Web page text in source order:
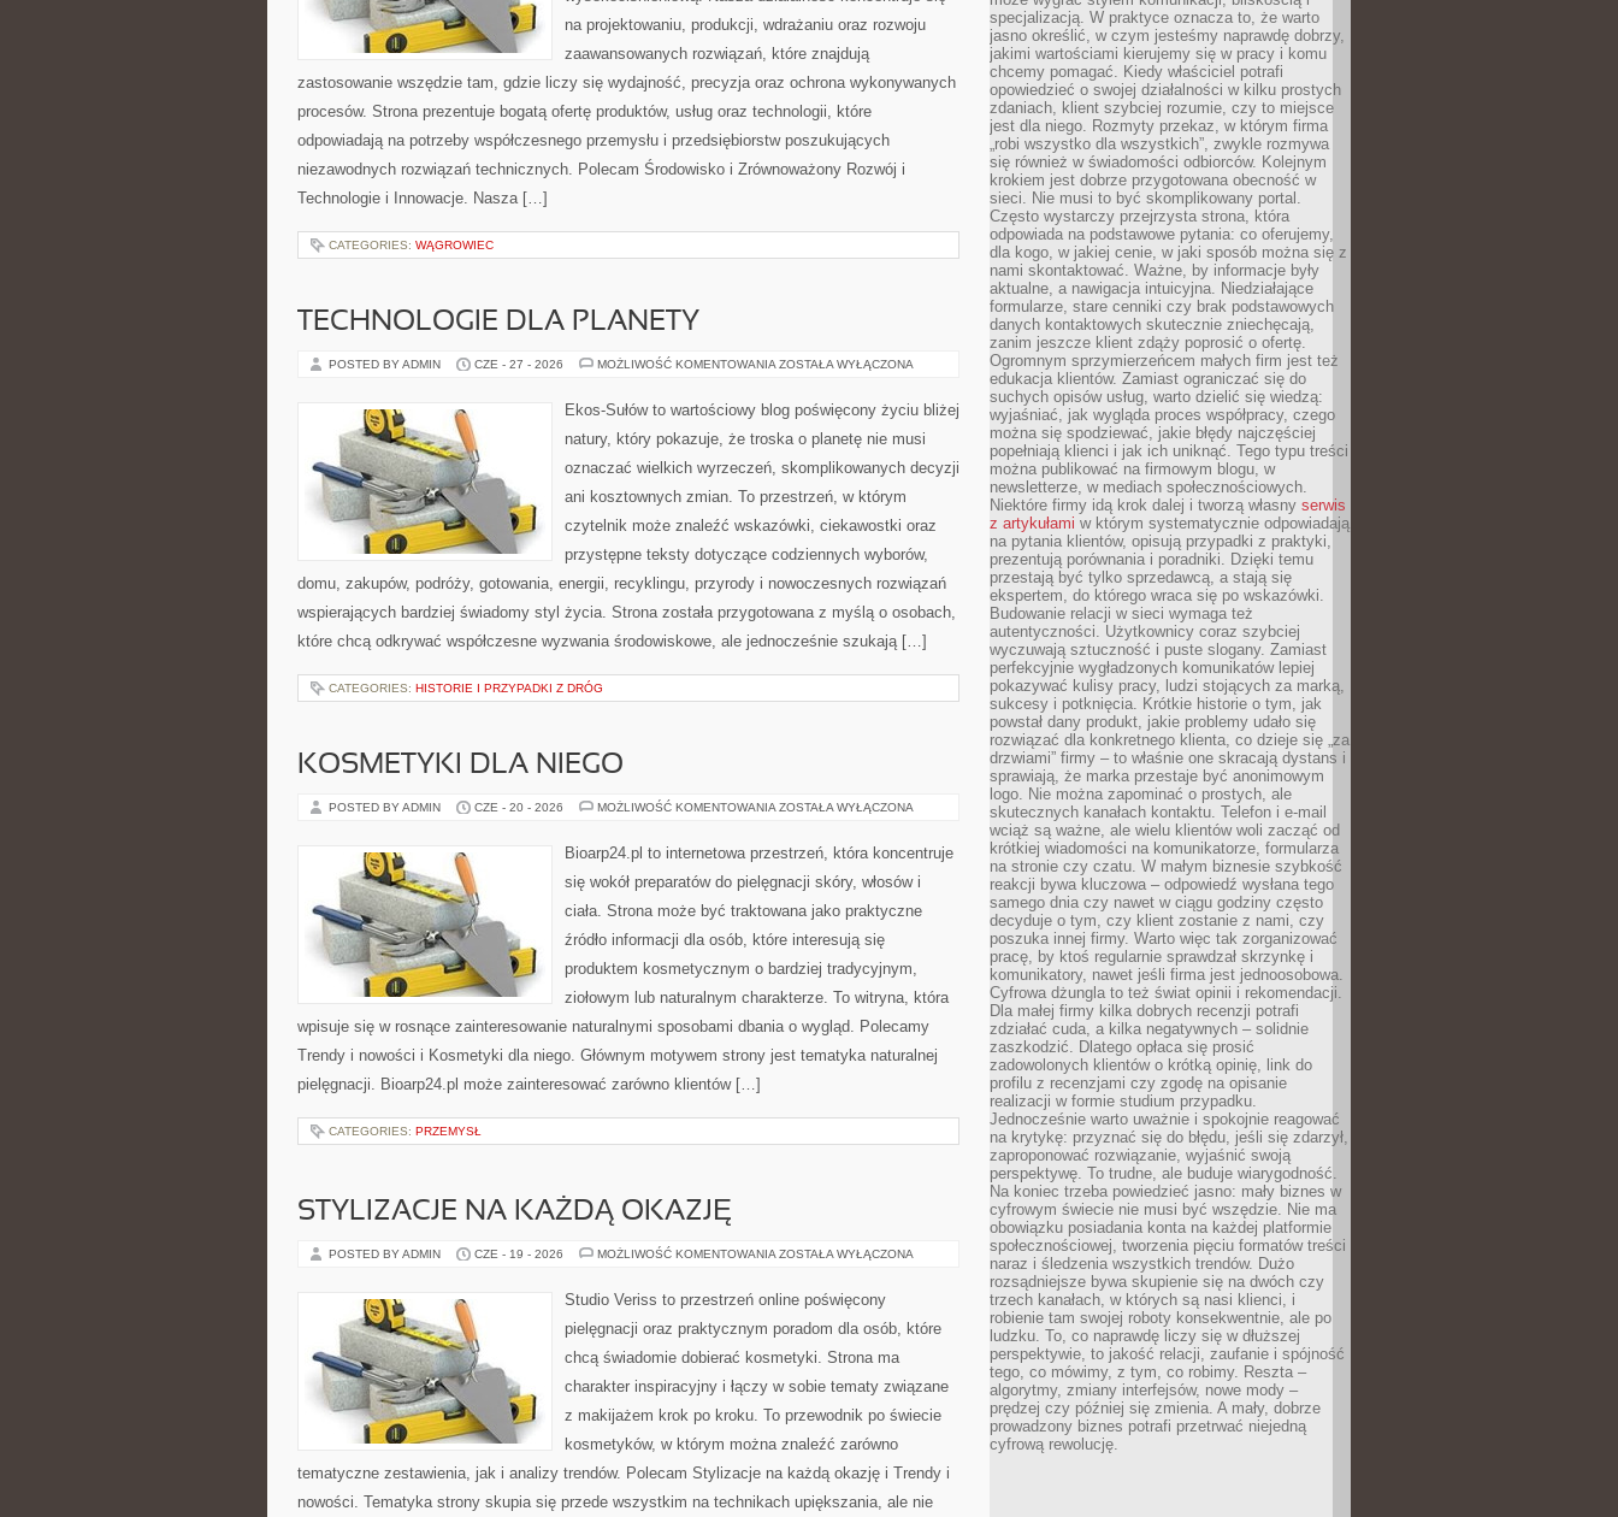
na projektowaniu, produkcji, wdrażaniu oraz rozwoju
zaawansowanych rozwiązań, które znajdują
zastosowanie wszędzie tam, gdzie liczy się wydajność, precyzja oraz ochrona wykonywanych
procesów. Strona prezentuje bogatą ofertę produktów, usług oraz technologii, które
odpowiadają na potrzeby współczesnego przemysłu i przedsiębiorstw poszukujących
niezawodnych rozwiązań technicznych. Polecam Środowisko i Zrównoważony Rozwój i
Technologie i Innowacje. Nasza […]
CATEGORIES: WĄGROWIEC
TECHNOLOGIE DLA PLANETY
POSTED BY ADMIN CZE - 27 - 2026 MOŻLIWOŚĆ KOMENTOWANIA TECHNOLOGIE
ZOSTAŁA WYŁĄCZONA
Ekos-Sułów to wartościowy blog poświęcony życiu bliżej
natury, który pokazuje, że troska o planetę nie musi
oznaczać wielkich wyrzeczeń, skomplikowanych decyzji
ani kosztownych zmian. To przestrzeń, w którym
czytelnik może znaleźć wskazówki, ciekawostki oraz
przystępne teksty dotyczące codziennych wyborów,
domu, zakupów, podróży, gotowania, energii, recyklingu, przyrody i nowoczesnych rozwiązań
wspierających bardziej świadomy styl życia. Strona została przygotowana z myślą o osobach,
które chcą odkrywać współczesne wyzwania środowiskowe, ale jednocześnie szukają […]
CATEGORIES: HISTORIE I PRZYPADKI Z DRÓG
KOSMETYKI DLA NIEGO
POSTED BY ADMIN CZE - 20 - 2026 MOŻLIWOŚĆ KOMENTOWANIA KOSMETYKI
ZOSTAŁA WYŁĄCZONA
Bioarp24.pl to internetowa przestrzeń, która koncentruje
się wokół preparatów do pielęgnacji skóry, włosów i
ciała. Strona może być traktowana jako praktyczne
źródło informacji dla osób, które interesują się
produktem kosmetycznym o bardziej tradycyjnym,
ziołowym lub naturalnym charakterze. To witryna, która
wpisuje się w rosnące zainteresowanie naturalnymi sposobami dbania o wygląd. Polecamy
Trendy i nowości i Kosmetyki dla niego. Głównym motywem strony jest tematyka naturalnej
pielęgnacji. Bioarp24.pl może zainteresować zarówno klientów […]
CATEGORIES: PRZEMYSŁ
STYLIZACJE NA KAŻDĄ OKAZJĘ
POSTED BY ADMIN CZE - 19 - 2026 MOŻLIWOŚĆ KOMENTOWANIA STYLIZACJE
OKAZJĘ
ZOSTAŁA WYŁĄCZONA
Studio Veriss to przestrzeń online poświęcony
pielęgnacji oraz praktycznym poradom dla osób, które
chcą świadomie dobierać kosmetyki. Strona ma
charakter inspiracyjny i łączy w sobie tematy związane
z makijażem krok po kroku. To przewodnik po świecie
kosmetyków, w którym można znaleźć zarówno
tematyczne zestawienia, jak i analizy trendów. Polecam Stylizacje na każdą okazję i Trendy i
nowości. Tematyka strony skupia się przede wszystkim na technikach upiększania, ale nie
specjalizacją. W praktyce oznacza to, że warto
jasno określić, w czym jesteśmy naprawdę dobrzy,
jakimi wartościami kierujemy się w pracy i komu
chcemy pomagać. Kiedy właściciel potrafi
opowiedzieć o swojej działalności w kilku prostych
zdaniach, klient szybciej rozumie, czy to miejsce
jest dla niego. Rozmyty przekaz, w którym firma
„robi wszystko dla wszystkich”, zwykle rozmywa
się również w świadomości odbiorców. Kolejnym
krokiem jest dobrze przygotowana obecność w
sieci. Nie musi to być skomplikowany portal.
Często wystarczy przejrzysta strona, która
odpowiada na podstawowe pytania: co oferujemy,
dla kogo, w jakiej cenie, w jaki sposób można się z
nami skontaktować. Ważne, by informacje były
aktualne, a nawigacja intuicyjna. Niedziałające
formularze, stare cenniki czy brak podstawowych
danych kontaktowych skutecznie zniechęcają,
zanim jeszcze klient zdąży poprosić o ofertę.
Ogromnym sprzymierzeńcem małych firm jest też
edukacja klientów. Zamiast ograniczać się do
suchych opisów usług, warto dzielić się wiedzą:
wyjaśniać, jak wygląda proces współpracy, czego
można się spodziewać, jakie błędy najczęściej
popełniają klienci i jak ich uniknąć. Tego typu treści
można publikować na firmowym blogu, w
newsletterze, w mediach społecznościowych.
Niektóre firmy idą krok dalej i tworzą własny serwis
z artykułami w którym systematycznie odpowiadają
na pytania klientów, opisują przypadki z praktyki,
prezentują porównania i poradniki. Dzięki temu
przestają być tylko sprzedawcą, a stają się
ekspertem, do którego wraca się po wskazówki.
Budowanie relacji w sieci wymaga też
autentyczności. Użytkownicy coraz szybciej
wyczuwają sztuczność i puste slogany. Zamiast
perfekcyjnie wygładzonych komunikatów lepiej
pokazywać kulisy pracy, ludzi stojących za marką,
sukcesy i potknięcia. Krótkie historie o tym, jak
powstał dany produkt, jakie problemy udało się
rozwiązać dla konkretnego klienta, co dzieje się „za
drzwiami” firmy – to właśnie one skracają dystans i
sprawiają, że marka przestaje być anonimowym
logo. Nie można zapominać o prostych, ale
skutecznych kanałach kontaktu. Telefon i e-mail
wciąż są ważne, ale wielu klientów woli zacząć od
krótkiej wiadomości na komunikatorze, formularza
na stronie czy czatu. W małym biznesie szybkość
reakcji bywa kluczowa – odpowiedź wysłana tego
samego dnia czy nawet w ciągu godziny często
decyduje o tym, czy klient zostanie z nami, czy
poszuka innej firmy. Warto więc tak zorganizować
pracę, by ktoś regularnie sprawdzał skrzynkę i
komunikatory, nawet jeśli firma jest jednoosobowa.
Cyfrowa dżungla to też świat opinii i rekomendacji.
Dla małej firmy kilka dobrych recenzji potrafi
zdziałać cuda, a kilka negatywnych – solidnie
zaszkodzić. Dlatego opłaca się prosić
zadowolonych klientów o krótką opinię, link do
profilu z recenzjami czy zgodę na opisanie
realizacji w formie studium przypadku.
Jednocześnie warto uważnie i spokojnie reagować
na krytykę: przyznać się do błędu, jeśli się zdarzył,
zaproponować rozwiązanie, wyjaśnić swoją
perspektywę. To trudne, ale buduje wiarygodność.
Na koniec trzeba powiedzieć jasno: mały biznes w
cyfrowym świecie nie musi być wszędzie. Nie ma
obowiązku posiadania konta na każdej platformie
społecznościowej, tworzenia pięciu formatów treści
naraz i śledzenia wszystkich trendów. Dużo
rozsądniejsze bywa skupienie się na dwóch czy
trzech kanałach, w których są nasi klienci, i
robienie tam swojej roboty konsekwentnie, ale po
ludzku. To, co naprawdę liczy się w dłuższej
perspektywie, to jakość relacji, zaufanie i spójność
tego, co mówimy, z tym, co robimy. Reszta –
algorytmy, zmiany interfejsów, nowe mody –
prędzej czy później się zmienia. A mały, dobrze
prowadzony biznes potrafi przetrwać niejedną
cyfrową rewolucję.